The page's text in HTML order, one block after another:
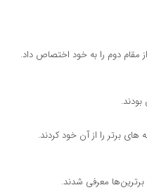
مقام دوم را به خود اختصاص داد.
برتر را از آن خود کردند.
معرفی شدند.